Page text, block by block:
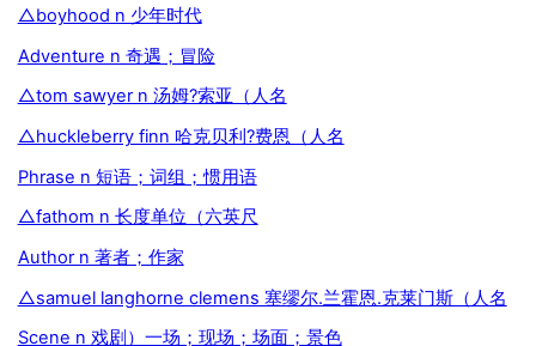
△boyhood n 少年时代
Adventure n 奇遇；冒险
△tom sawyer n 汤姆?索亚（人名
△huckleberry finn 哈克贝利?费恩（人名
Phrase n 短语；词组；惯用语
△fathom n 长度单位（六英尺
Author n 著者；作家
△samuel langhorne clemens 塞缪尔.兰霍恩.克莱门斯（人名
Scene n 戏剧）一场；现场；场面；景色